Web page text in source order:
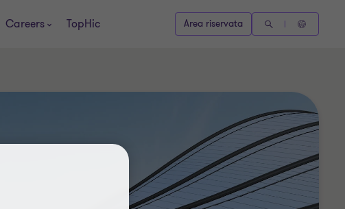
Careers TopHic Area riservata